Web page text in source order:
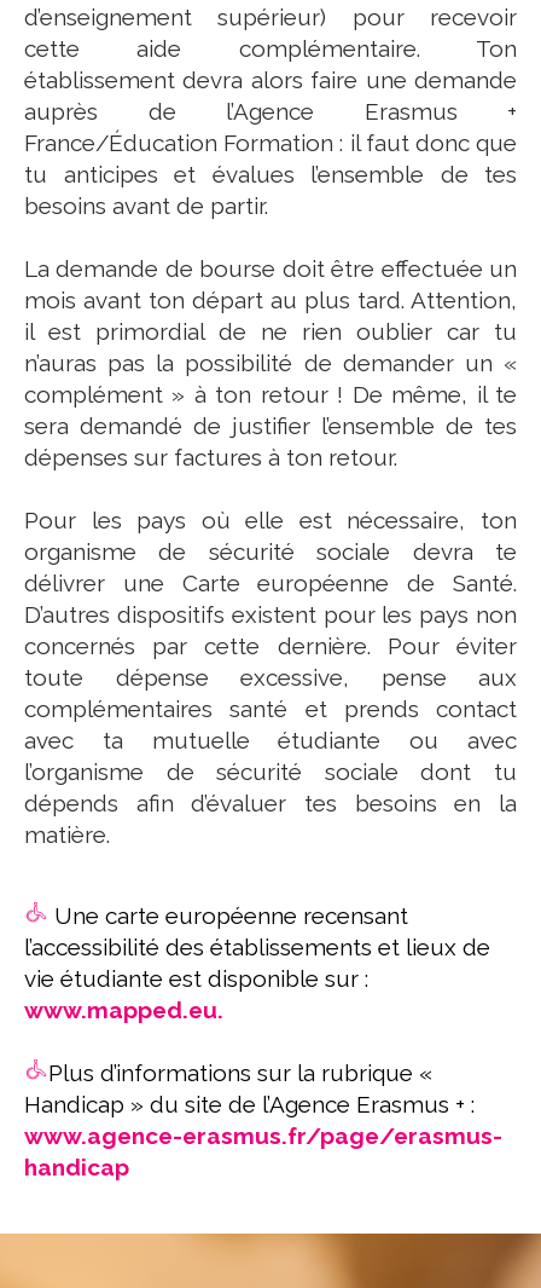
d’enseignement supérieur) pour recevoir
cette aide complémentaire. Ton
établissement devra alors faire une demande
auprès de l’Agence Erasmus +
France/Éducation Formation : il faut donc que
tu anticipes et évalues l’ensemble de tes
besoins avant de partir.
La demande de bourse doit être effectuée un
mois avant ton départ au plus tard. Attention,
il est primordial de ne rien oublier car tu
n’auras pas la possibilité de demander un «
complément » à ton retour ! De même, il te
sera demandé de justifier l’ensemble de tes
dépenses sur factures à ton retour.
Pour les pays où elle est nécessaire, ton
organisme de sécurité sociale devra te
délivrer une Carte européenne de Santé.
D’autres dispositifs existent pour les pays non
concernés par cette dernière. Pour éviter
toute dépense excessive, pense aux
complémentaires santé et prends contact
avec ta mutuelle étudiante ou avec
l’organisme de sécurité sociale dont tu
dépends afin d’évaluer tes besoins en la
matière.
Une carte européenne recensant
l’accessibilité des établissements et lieux de
vie étudiante est disponible sur :
www.mapped.eu.
Plus d’informations sur la rubrique «
Handicap » du site de l’Agence Erasmus + :
www.agence-erasmus.fr/page/erasmus-
handicap